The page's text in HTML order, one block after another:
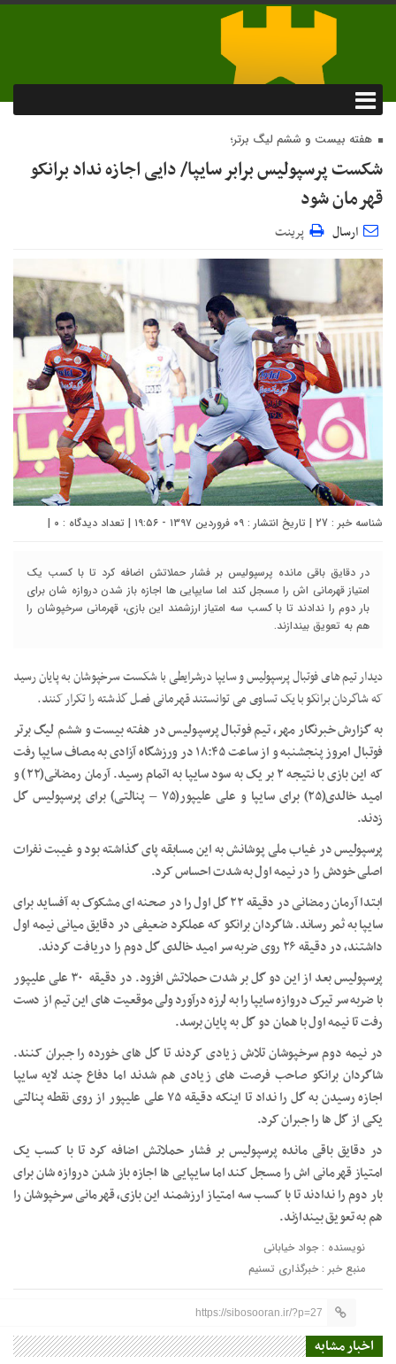
هفته بیست و ششم لیگ برتر؛
شکست پرسپولیس برابر سایپا/ دایی اجازه نداد برانکو
قهرمان شود
ارسال پرینت
شناسه خبر : 27 | تاریخ انتشار : ۰۹ فروردین ۱۳۹۷ - ۱۹:۵۶ | تعداد دیدگاه : ۰ |
در دقایق باقی مانده پرسپولیس بر فشار حملاتش اضافه کرد تا با کسب یک
امتیاز قهرمانی اش را مسجل کند اما سایپایی ها اجازه باز شدن دروازه شان برای
بار دوم را ندادند تا با کسب سه امتیاز ارزشمند این بازی، قهرمانی سرخپوشان را
هم به تعویق بیندازند.
دیدار تیم های فوتبال پرسپولیس و سایپا درشرایطی با شکست سرخپوشان به پایان رسید
که شاگردان برانکو با یک تساوی می توانستند قهرمانی فصل گذشته را تکرار کنند.
به گزارش خبرنگار مهر، تیم فوتبال پرسپولیس در هفته بیست و ششم لیگ برتر
فوتبال امروز پنجشنبه و از ساعت ۱۸:۴۵ در ورزشگاه آزادی به مصاف سایپا رفت
که این بازی با نتیجه ۲ بر یک به سود سایپا به اتمام رسید. آرمان رمضانی(۲۲) و
امید خالدی(۲۵) برای سایپا و علی علیپور(۷۵ – پنالتی) برای پرسپولیس گل
زدند.
پرسپولیس در غیاب ملی پوشانش به این مسابقه پای گذاشته بود و غیبت نفرات
اصلی خودش را در نیمه اول به شدت احساس کرد.
ابتدا آرمان رمضانی در دقیقه ۲۲ گل اول را در صحنه ای مشکوک به آفساید برای
سایپا به ثمر رساند. شاگردان برانکو که عملکرد ضعیفی در دقایق میانی نیمه اول
داشتند، در دقیقه ۲۶ روی ضربه سر امید خالدی گل دوم را دریافت کردند.
پرسپولیس بعد از این دو گل بر شدت حملاتش افزود. در دقیقه ۳۰ علی علیپور
با ضربه سر تیرک دروازه سایپا را به لرزه درآورد ولی موقعیت های این تیم از دست
رفت تا نیمه اول با همان دو گل به پایان برسد.
در نیمه دوم سرخپوشان تلاش زیادی کردند تا گل های خورده را جبران کنند.
شاگردان برانکو صاحب فرصت های زیادی هم شدند اما دفاع چند لایه سایپا
اجازه رسیدن به گل را نداد تا اینکه دقیقه ۷۵ علی علیپور از روی نقطه پنالتی
یکی از گل ها را جبران کرد.
در دقایق باقی مانده پرسپولیس بر فشار حملاتش اضافه کرد تا با کسب یک
امتیاز قهرمانی اش را مسجل کند اما سایپایی ها اجازه باز شدن دروازه شان برای
بار دوم را ندادند تا با کسب سه امتیاز ارزشمند این بازی، قهرمانی سرخپوشان را
هم به تعویق بیندازند.
نویسنده : جواد خیابانی
منبع خبر : خبرگذاری تسنیم
https://sibosooran.ir/?p=27
اخبار مشابه